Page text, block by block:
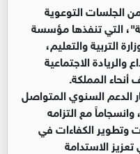
الجلسات التوعوية
التي تنفذها مؤسسة
التربية والتعليم،
والريادة الاجتماعية
المملكة.
الدعم السنوي المتواصل
مع التزامه
وتطوير الكفاءات في
الاستدامة